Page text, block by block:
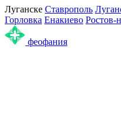
Луганске Ставрополь
Горловка Енакиево Ростов-
феофания